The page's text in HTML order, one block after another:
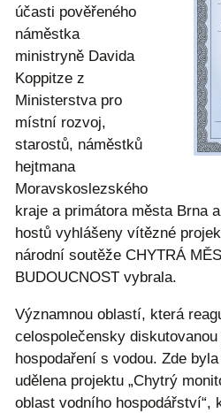
účasti pověřeného
náměstka
ministryně Davida
Koppitze z
Ministerstva pro
místní rozvoj,
starostů, náměstků
hejtmana
Moravskoslezského
kraje a primátora města Brna
hostů vyhlášeny vítězné
národní soutěže CHYTRÁ
BUDOUCNOST vybrala.
Významnou oblastí, která
celospolečensky
hospodaření s vodou. Zde
udělena projektu „Chytrý
oblast vodního hospodářství“,